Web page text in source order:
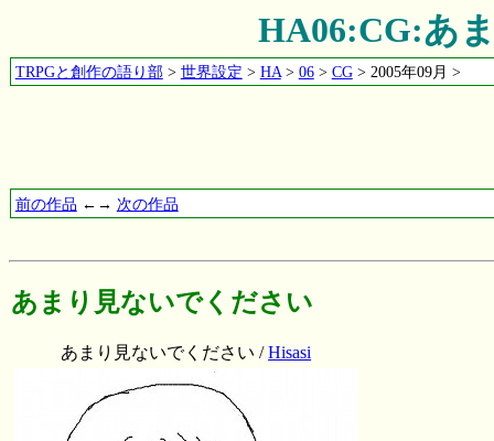
HA06:CG:あ
TRPGと創作の語り部> 世界設定 > HA> 06> CG> 2005年09月 >
前の作品 ←→ 次の作品
あまり見ないでください
あまり見ないでください /Hisasi